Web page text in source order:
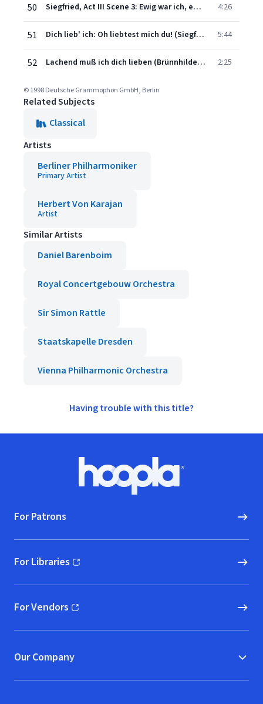
50 Siegfried, Act III Scene 3: Ewig war ich, ewig bin ich 4:26
51 Dich lieb' ich: Oh liebtest mich du! (Siegfried, Brünnhilde) 5:44
52 Lachend muß ich dich lieben (Brünnhilde, Siegfried) 2:25
© 1998 Deutsche Grammophon GmbH, Berlin
Related Subjects
Classical
Artists
Berliner Philharmoniker
Primary Artist
Herbert Von Karajan
Artist
Similar Artists
Daniel Barenboim
Royal Concertgebouw Orchestra
Sir Simon Rattle
Staatskapelle Dresden
Vienna Philharmonic Orchestra
Having trouble with this title?
Hoopla logo, Go to homepage
For Patrons
For Libraries
(opens in new window)
For Vendors
(opens in new window)
Our Company